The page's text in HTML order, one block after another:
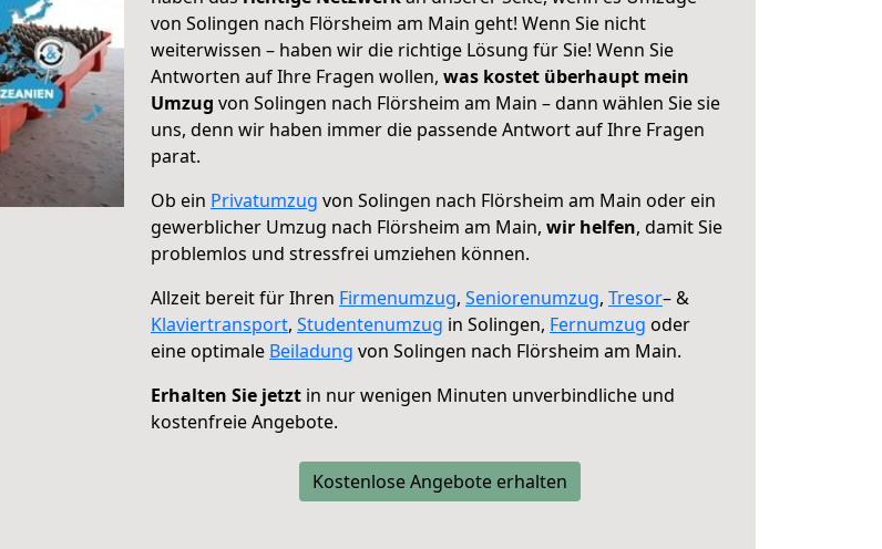
von Solingen nach Flörsheim am Main geht! Wenn Sie nicht
weiterwissen – haben wir die richtige Lösung für Sie! Wenn Sie
Antworten auf Ihre Fragen wollen, was kostet überhaupt mein
Umzug von Solingen nach Flörsheim am Main – dann wählen Sie sie
uns, denn wir haben immer die passende Antwort auf Ihre Fragen
parat.
Ob ein Privatumzug von Solingen nach Flörsheim am Main oder ein
gewerblicher Umzug nach Flörsheim am Main, wir helfen, damit Sie
problemlos und stressfrei umziehen können.
Allzeit bereit für Ihren Firmenumzug, Seniorenumzug, Tresor– &
Klaviertransport, Studentenumzug in Solingen, Fernumzug oder
eine optimale Beiladung von Solingen nach Flörsheim am Main.
Erhalten Sie jetzt in nur wenigen Minuten unverbindliche und
kostenfreie Angebote.
Kostenlose Angebote erhalten